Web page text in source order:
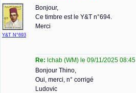
Y&T N°693
Bonjour,
Ce timbre est le Y&T n°694.
Merci
Re: lchab (WM) le 09/11/2025 08:45
Bonjour Thino,
Oui, merci, n° corrigé
Ludovic